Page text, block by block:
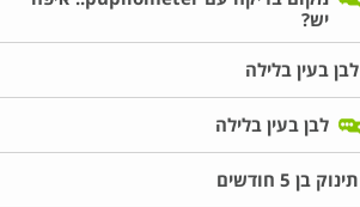
יש?
לבן בעין בלילה
לבן בעין בלילה
תינוק בן 5 חודשים